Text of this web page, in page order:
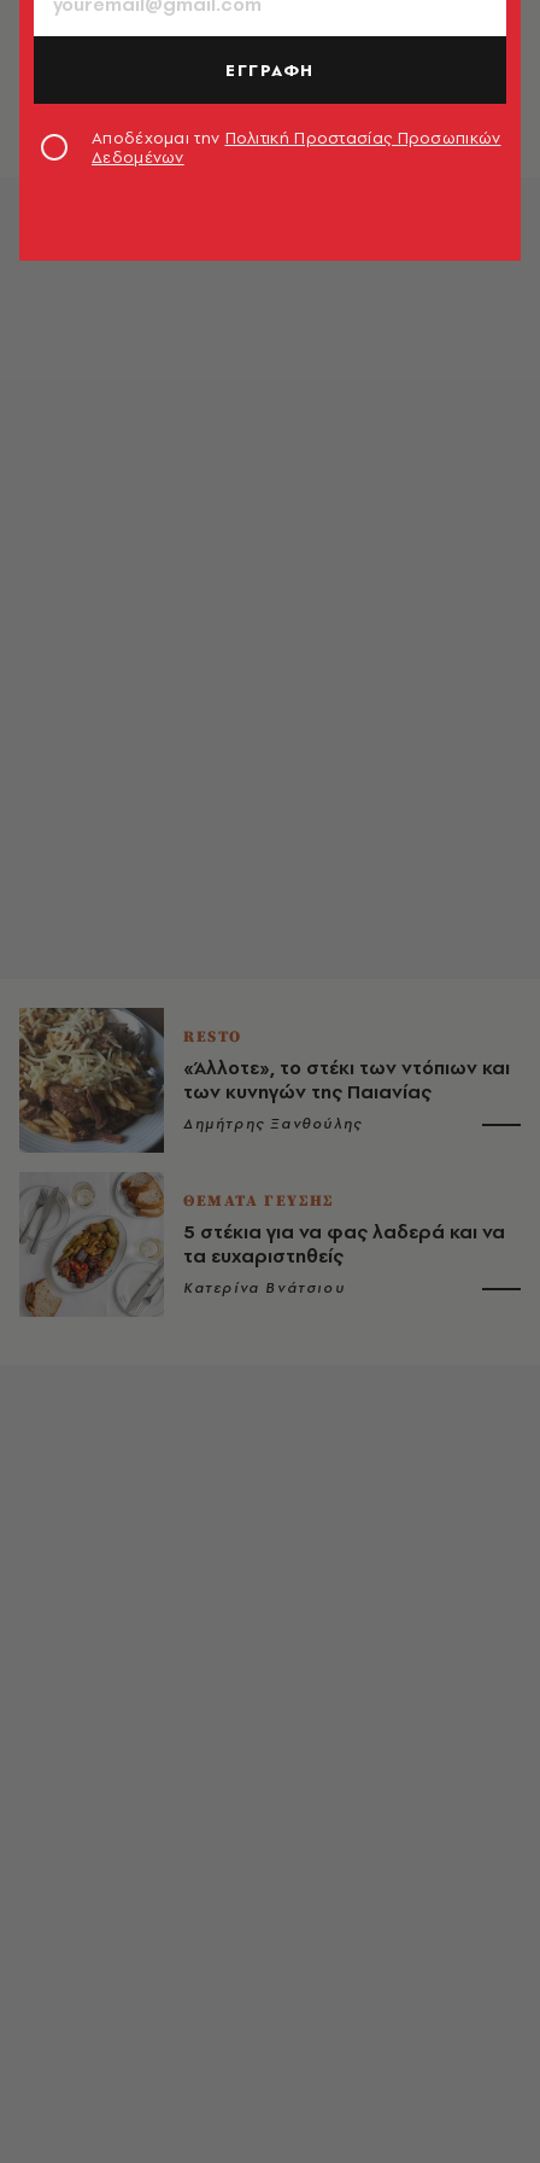
RESTO
Yaboo: Ατμοσφαιρικό, με γεύσεις
που σε ταξιδεύουν
A.V. Team
RESTO
«Άλλοτε», το στέκι των ντόπιων και
των κυνηγών της Παιανίας
Δημήτρης Ξανθούλης
ΘΕΜΑΤΑ ΓΕΥΣΗΣ
5 στέκια για να φας λαδερά και να
τα ευχαριστηθείς
Κατερίνα Βνάτσιου
ΕΓΓΡΑΦΗ
Αποδέχομαι την Πολιτική Προστασίας Προσωπικών
Δεδομένων